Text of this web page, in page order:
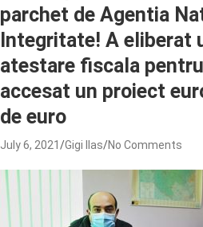
parchet de Agentia
Integritate! A eliberat
atestare fiscala
accesat un proiect
de euro
July 6, 2021 Gigi Ilas No Comments